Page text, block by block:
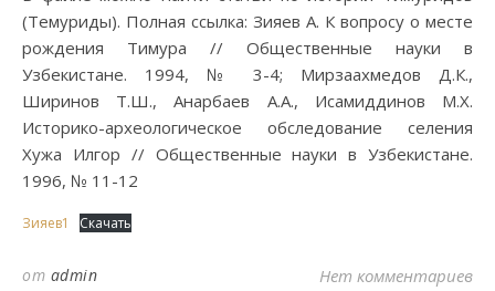
(Темуриды). Полная ссылка: Зияев А. К вопросу о месте
рождения Тимура // Общественные науки в
Узбекистане. 1994, № 3-4; Мирзаахмедов Д.К.,
Ширинов Т.Ш., Анарбаев А.А., Исамиддинов М.Х.
Историко-археологическое обследование селения
Хужа Илгор // Общественные науки в Узбекистане.
1996, № 11-12
Зияев1 Скачать
от admin Нет комментариев